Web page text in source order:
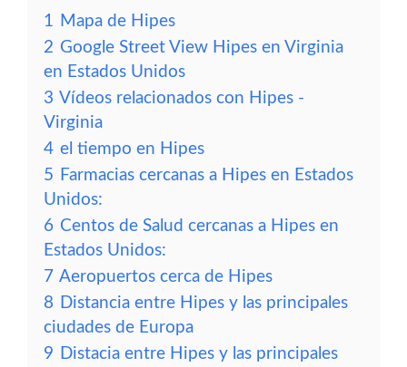
1 Mapa de Hipes
2 Google Street View Hipes en Virginia
en Estados Unidos
3 Vídeos relacionados con Hipes -
Virginia
4 el tiempo en Hipes
5 Farmacias cercanas a Hipes en Estados
Unidos:
6 Centos de Salud cercanas a Hipes en
Estados Unidos:
7 Aeropuertos cerca de Hipes
8 Distancia entre Hipes y las principales
ciudades de Europa
9 Distacia entre Hipes y las principales